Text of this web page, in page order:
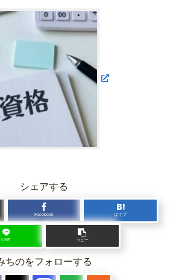
シェアする
Facebook はてブ
LINE コピー
ちのをフォローする